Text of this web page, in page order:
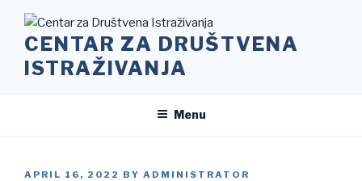
contentCENTAR ZA DRUŠTVENA
ISTRAŽIVANJA
Menu
POSTED
APRIL 16, 2022 BY ADMINISTRATOR